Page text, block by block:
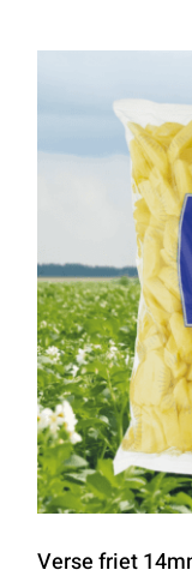
Verse friet